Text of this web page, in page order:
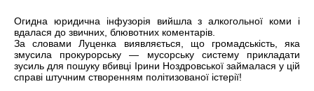
Огидна юридична інфузорія вийшла з алкогольної коми і
вдалася до звичних, блювотних коментарів.
За словами Луценка виявляється, що громадськість, яка
змусила прокурорську — мусорську систему прикладати
зусиль для пошуку вбивці Ірини Ноздровської займалася у цій
справі штучним створенням політизованої істерії!